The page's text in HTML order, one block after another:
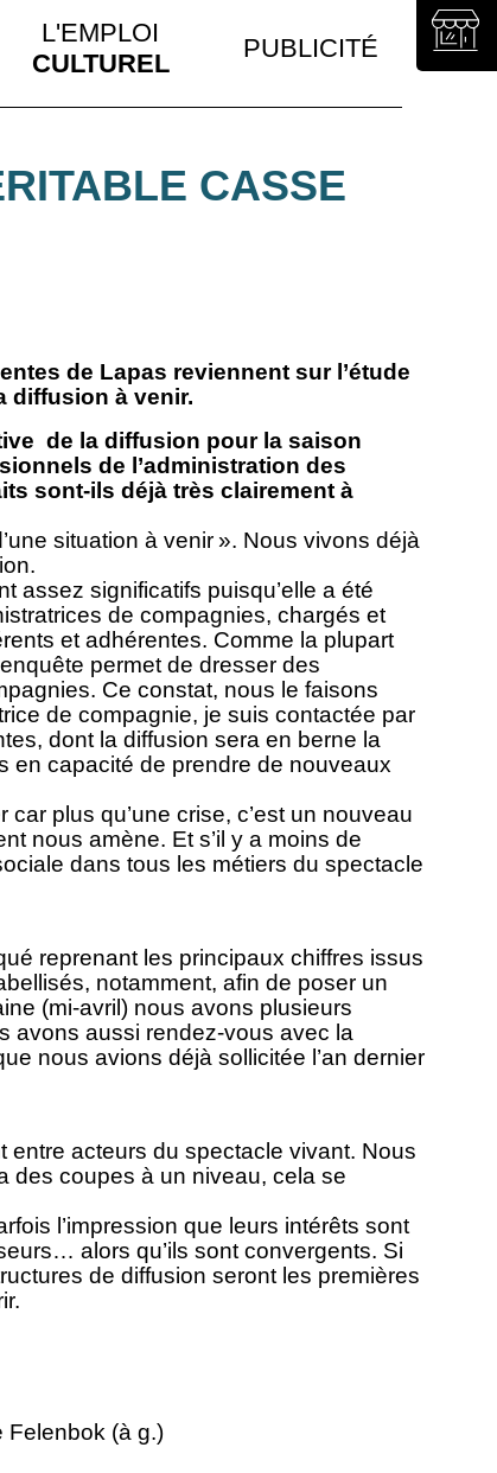
L'EMPLOI
CULTUREL
PUBLICITÉ
CASSE
de Lapas reviennent sur l’étude
diffusion à venir.
de la diffusion pour la saison
de l’administration des
sont-ils déjà très clairement à
situation à venir ». Nous vivons déjà
assez significatifs puisqu’elle a été
de compagnies, chargés et
et adhérentes. Comme la plupart
permet de dresser des
Ce constat, nous le faisons
de compagnie, je suis contactée par
dont la diffusion sera en berne la
en capacité de prendre de nouveaux
plus qu’une crise, c’est un nouveau
nous amène. Et s’il y a moins de
dans tous les métiers du spectacle
reprenant les principaux chiffres issus
notamment, afin de poser un
(mi-avril) nous avons plusieurs
avons aussi rendez-vous avec la
nous avions déjà sollicitée l’an dernier
acteurs du spectacle vivant. Nous
des coupes à un niveau, cela se
l’impression que leurs intérêts sont
alors qu’ils sont convergents. Si
de diffusion seront les premières
Felenbok (à g.)